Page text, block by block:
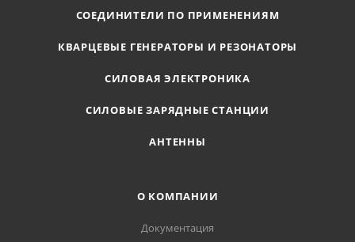
СОЕДИНИТЕЛИ ПО ПРИМЕНЕНИЯМ
КВАРЦЕВЫЕ ГЕНЕРАТОРЫ И РЕЗОНАТОРЫ
СИЛОВАЯ ЭЛЕКТРОНИКА
СИЛОВЫЕ ЗАРЯДНЫЕ СТАНЦИИ
АНТЕННЫ
О КОМПАНИИ
Документация